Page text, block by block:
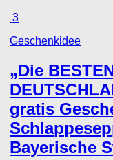
3
Geschenkidee
„Die
gratis
Bayerische